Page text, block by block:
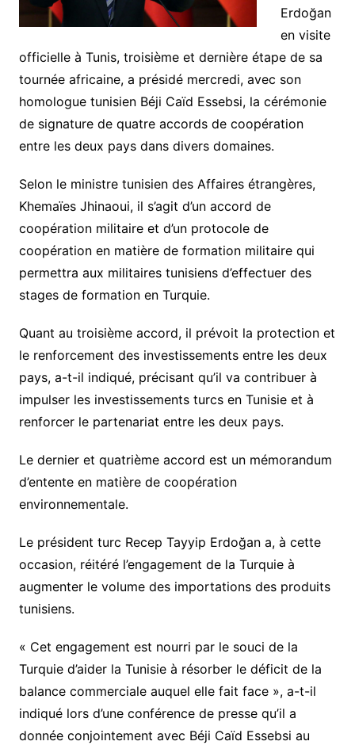
Erdoğan
en visite
officielle à Tunis, troisième et dernière étape de sa
tournée africaine, a présidé mercredi, avec son
homologue tunisien Béji Caïd Essebsi, la cérémonie
de signature de quatre accords de coopération
entre les deux pays dans divers domaines.
Selon le ministre tunisien des Affaires étrangères,
Khemaïes Jhinaoui, il s’agit d’un accord de
coopération militaire et d’un protocole de
coopération en matière de formation militaire qui
permettra aux militaires tunisiens d’effectuer des
stages de formation en Turquie.
Quant au troisième accord, il prévoit la protection et
le renforcement des investissements entre les deux
pays, a-t-il indiqué, précisant qu’il va contribuer à
impulser les investissements turcs en Tunisie et à
renforcer le partenariat entre les deux pays.
Le dernier et quatrième accord est un mémorandum
d’entente en matière de coopération
environnementale.
Le président turc Recep Tayyip Erdoğan a, à cette
occasion, réitéré l’engagement de la Turquie à
augmenter le volume des importations des produits
tunisiens.
« Cet engagement est nourri par le souci de la
Turquie d’aider la Tunisie à résorber le déficit de la
balance commerciale auquel elle fait face », a-t-il
indiqué lors d’une conférence de presse qu’il a
donnée conjointement avec Béji Caïd Essebsi au